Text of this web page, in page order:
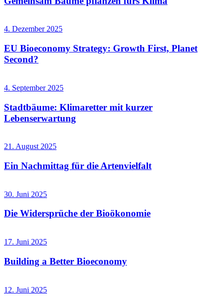
4. Dezember 2025
EU Bioeconomy Strategy: Growth First, Planet
Second?
4. September 2025
Stadtbäume: Klimaretter mit kurzer
Lebenserwartung
21. August 2025
Ein Nachmittag für die Artenvielfalt
30. Juni 2025
Die Widersprüche der Bioökonomie
17. Juni 2025
Building a Better Bioeconomy
12. Juni 2025